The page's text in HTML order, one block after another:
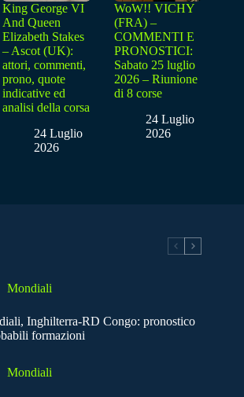
King George VI
And Queen
Elizabeth Stakes
– Ascot (UK):
attori, commenti,
prono, quote
indicative ed
analisi della corsa
24 Luglio
2026
WoW!! VICHY
(FRA) –
COMMENTI E
PRONOSTICI:
Sabato 25 luglio
2026 – Riunione
di 8 corse
24 Luglio
2026
Mondiali
Inghilterra-RD Congo: pronostico
formazioni
Mondiali